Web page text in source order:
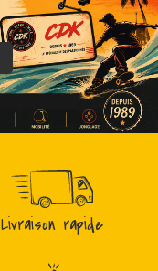
Livraison rapide